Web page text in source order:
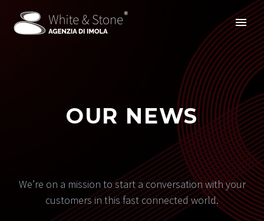
OUR NEWS
We’re on a mission to start a conversation with your
customers in this fast connected world.